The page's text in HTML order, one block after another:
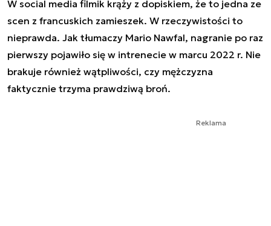
W social media filmik krąży z dopiskiem, że to jedna ze
scen z francuskich zamieszek. W rzeczywistości to
nieprawda. Jak tłumaczy Mario Nawfal, nagranie po raz
pierwszy pojawiło się w intrenecie w marcu 2022 r. Nie
brakuje również wątpliwości, czy mężczyzna
faktycznie trzyma prawdziwą broń.
Reklama